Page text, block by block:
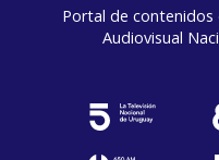
Portal de contenidos
Audiovisual